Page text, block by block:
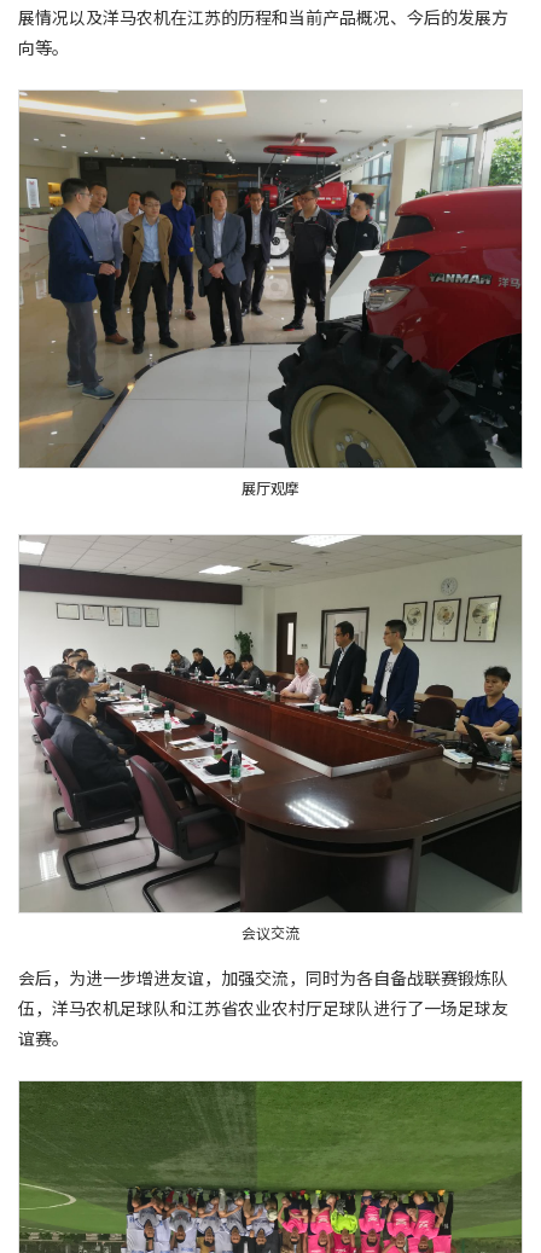
展情况以及洋马农机在江苏的历程和当前产品概况、今后的发展方
向等。
展厅观摩
会议交流
会后，为进一步增进友谊，加强交流，同时为各自备战联赛锻炼队
伍，洋马农机足球队和江苏省农业农村厅足球队进行了一场足球友
谊赛。